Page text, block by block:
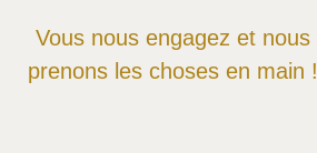
Vous nous engagez et nous
prenons les choses en main !